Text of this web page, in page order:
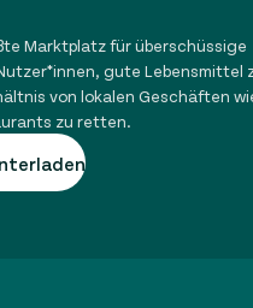
Marktplatz für überschüssige
gute Lebensmittel
von lokalen Geschäften
zu retten.